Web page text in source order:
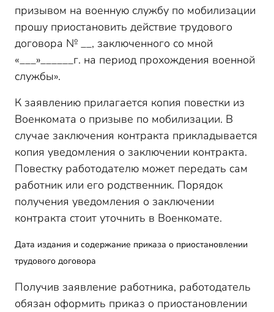
призывом на военную службу по мобилизации
прошу приостановить действие трудового
договора № __, заключенного со мной
«___»______г. на период прохождения военной
службы».
К заявлению прилагается копия повестки из
Военкомата о призыве по мобилизации. В
случае заключения контракта прикладывается
копия уведомления о заключении контракта.
Повестку работодателю может передать сам
работник или его родственник. Порядок
получения уведомления о заключении
контракта стоит уточнить в Военкомате.
Дата издания и содержание приказа о приостановлении
трудового договора
Получив заявление работника, работодатель
обязан оформить приказ о приостановлении